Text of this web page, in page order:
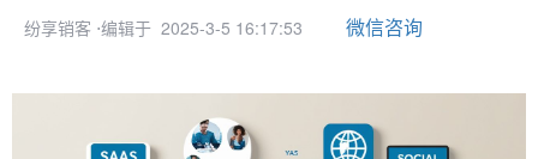
纷享销客 ⋅编辑于 2025-3-5 16:17:53 微信咨询